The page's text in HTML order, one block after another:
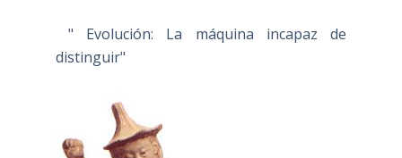
" Evolución: La máquina incapaz de
distinguir"